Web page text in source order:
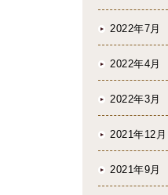
2022年7月
2022年4月
2022年3月
2021年12月
2021年9月